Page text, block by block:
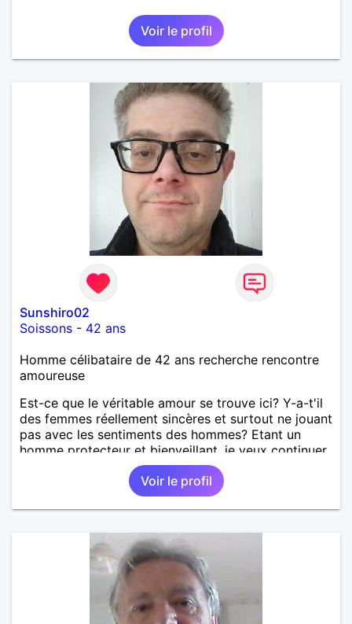
Voir le profil
Sunshiro02
Soissons - 42 ans
Homme célibataire de 42 ans recherche rencontre
amoureuse
Est-ce que le véritable amour se trouve ici? Y-a-t'il
des femmes réellement sincères et surtout ne jouant
pas avec les sentiments des hommes? Etant un
homme protecteur et bienveillant, je veux continuer
d'y croire et pouvoir enfin former la petite famille
que je désir temps. Faux profil, profiteuse et autres
joyeuseté passer votre chemin, vous ne
m'intéressez pas du tout!
Voir le profil